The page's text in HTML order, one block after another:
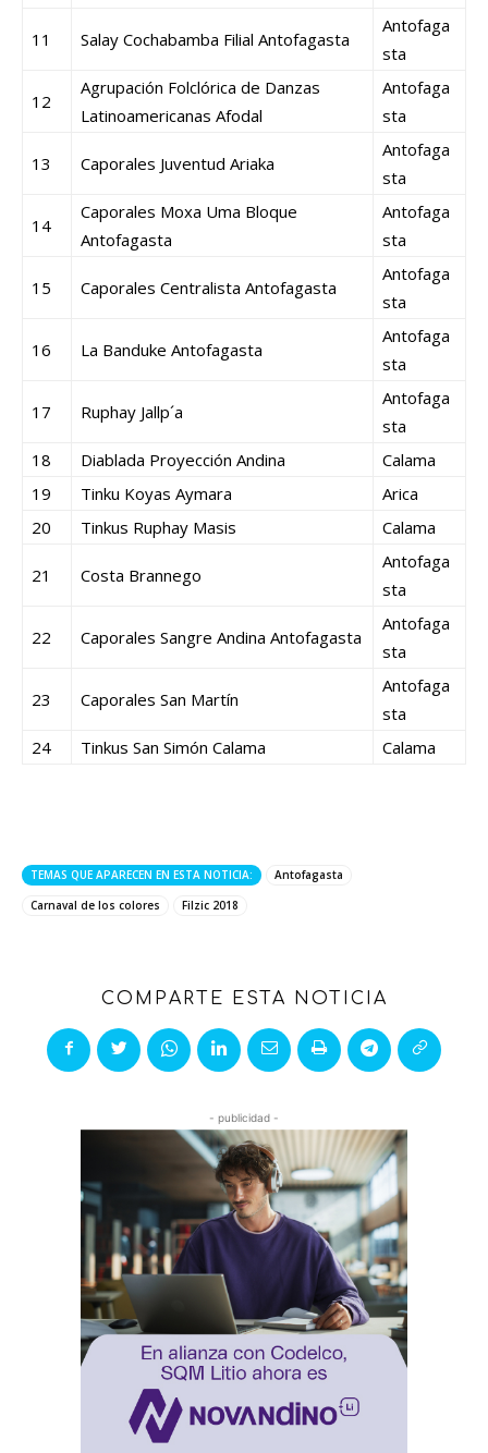
11 Salay Cochabamba Filial Antofagasta
Antofaga
sta
12
Agrupación Folclórica de Danzas
Latinoamericanas Afodal
Antofaga
sta
13 Caporales Juventud Ariaka
Antofaga
sta
14
Caporales Moxa Uma Bloque
Antofagasta
Antofaga
sta
15 Caporales Centralista Antofagasta
Antofaga
sta
16 La Banduke Antofagasta
Antofaga
sta
17 Ruphay Jallp´a
Antofaga
sta
18
Diablada Proyección Andina
Calama
19
Tinku Koyas Aymara
Arica
20
Tinkus Ruphay Masis Calama
21 Costa Brannego
Antofaga
sta
22 Caporales Sangre Andina Antofagasta
Antofaga
sta
23 Caporales San Martín
Antofaga
sta
24
Tinkus San Simón Calama Calama
TEMAS QUE APARECEN EN ESTA NOTICIA:
Antofagasta
Carnaval de los colores
Filzic 2018
COMPARTE ESTA NOTICIA
- publicidad -